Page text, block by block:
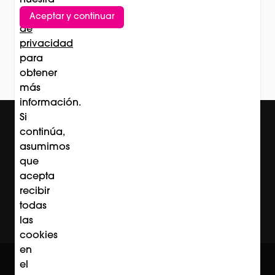
Suscríbete al newsletter
Política
de
privacidad
para
obtener
más
información.
Si
continúa,
asumimos
que
acepta
recibir
todas
las
cookies
en
el
Aceptar y continuar